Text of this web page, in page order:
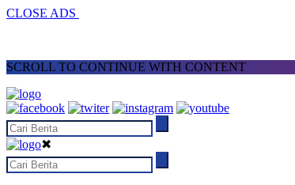
CLOSE ADS
SCROLL TO CONTINUE WITH CONTENT
✖